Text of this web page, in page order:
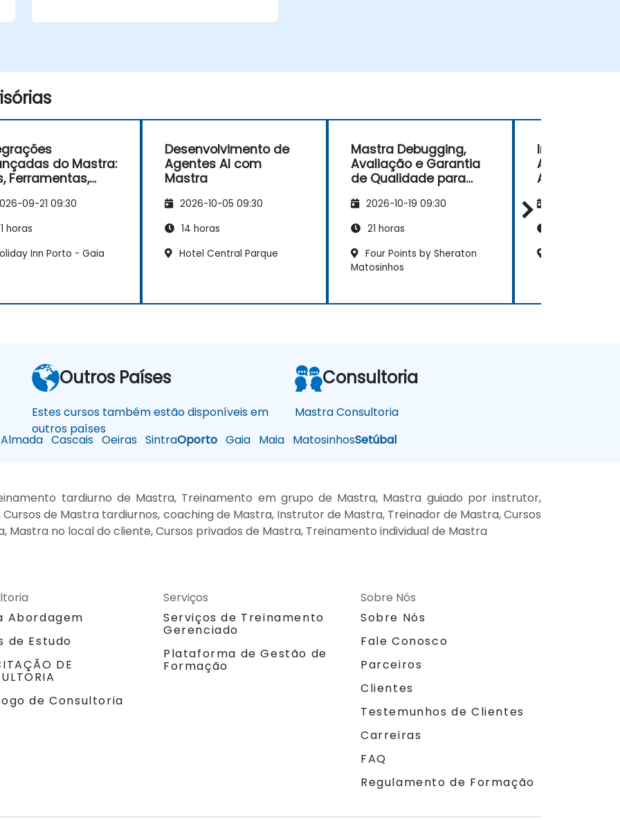
do Mastra:
Ferramentas,
Externos
09-21 09:30
horas
Inn Porto - Gaia
Desenvolvimento de
Agentes AI com
Mastra
2026-10-05 09:30
14 horas
Hotel Central Parque
Mastra Debugging,
Avaliação e Garantia
de Qualidade para
2026-10-19 09:30
21 horas
Four Points by Sheraton
Matosinhos
Integrações
Avançadas
APIs,
Sistemas
Almada Cascais Oeiras SintraOporto Gaia Maia MatosinhosSetúbal
Outros Países
Estes cursos também estão disponíveis em
outros países
Consultoria
Mastra Consultoria
tardiurno de Mastra, Treinamento em grupo de Mastra, Mastra guiado por instrutor,
de Mastra tardiurnos, coaching de Mastra, Instrutor de Mastra, Treinador de Mastra, Cursos
Mastra no local do cliente, Cursos privados de Mastra, Treinamento individual de Mastra
Abordagem
de Estudo
DE
de Consultoria
Serviços
Serviços de Treinamento
Gerenciado
Plataforma de Gestão de
Formação
Sobre Nós
Sobre Nós
Fale Conosco
Parceiros
Clientes
Testemunhos de Clientes
Carreiras
FAQ
Regulamento de Formação